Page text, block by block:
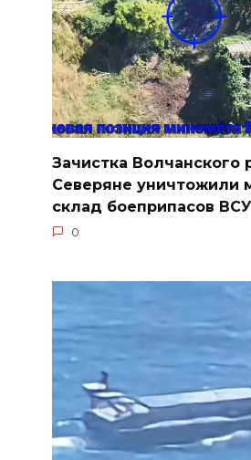
Зачистка Волчанского
Северяне уничтожили
склад боеприпасов ВСУ
0